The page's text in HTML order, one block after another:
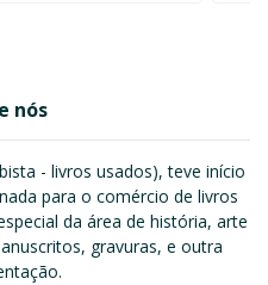
nós
- livros usados), teve início
para o comércio de livros
da área de história, arte
gravuras, e outra